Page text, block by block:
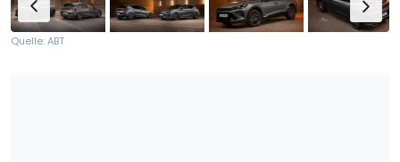
Quelle: ABT